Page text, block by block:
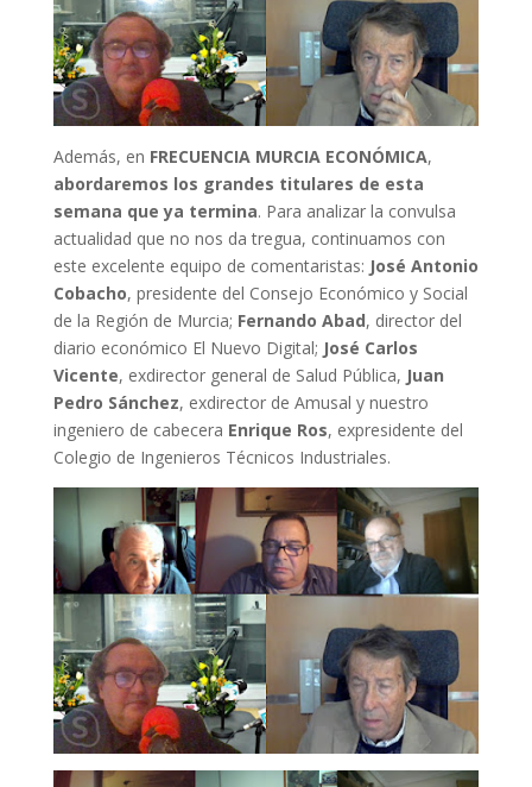
Además, en FRECUENCIA MURCIA ECONÓMICA,
abordaremos los grandes titulares de esta
semana que ya termina. Para analizar la convulsa
actualidad que no nos da tregua, continuamos con
este excelente equipo de comentaristas: José Antonio
Cobacho, presidente del Consejo Económico y Social
de la Región de Murcia; Fernando Abad, director del
diario económico El Nuevo Digital; José Carlos
Vicente, exdirector general de Salud Pública, Juan
Pedro Sánchez, exdirector de Amusal y nuestro
ingeniero de cabecera Enrique Ros, expresidente del
Colegio de Ingenieros Técnicos Industriales.